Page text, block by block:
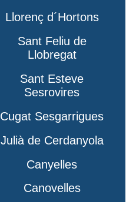
Llorenç d´Hortons
Sant Feliu de
Llobregat
Sant Esteve
Sesrovires
Cugat Sesgarrigues
Julià de Cerdanyola
Canyelles
Canovelles